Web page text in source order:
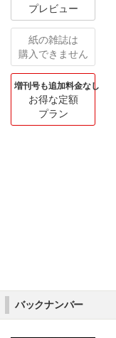
プレビュー
紙の雑誌は
購入できません
増刊号も追加料金なし
お得な定額
プラン
バックナンバー